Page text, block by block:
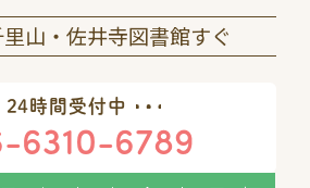
山・佐井寺図書館すぐ
24時間受付中
6310-6789